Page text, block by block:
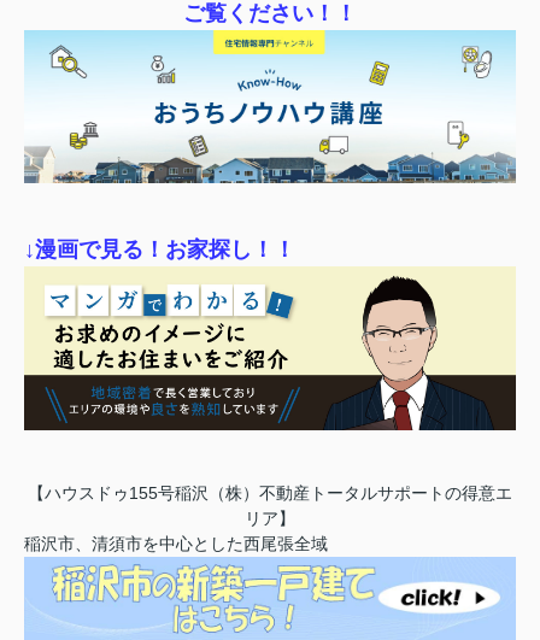
ご覧ください！！
↓漫画で見る！お家探し！！
【ハウスドゥ155号稲沢（株）不動産トータルサポートの得意エ
リア】
稲沢市、清須市を中心とした西尾張全域